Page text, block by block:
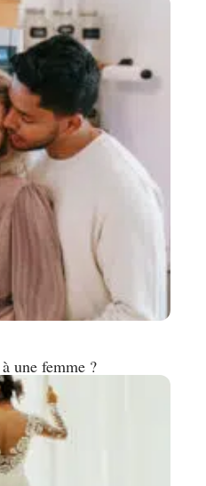
une femme ?